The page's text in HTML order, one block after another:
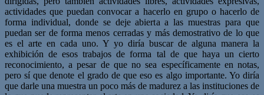
actividades que puedan convocar a hacerlo en grupo o hacerlo de
forma individual, donde se deje abierta a las muestras para que
puedan ser de forma menos cerradas y más demostrativo de lo que
es el arte en cada uno. Y yo diría buscar de alguna manera la
exhibición de esos trabajos de forma tal de que haya un cierto
reconocimiento, a pesar de que no sea específicamente en notas,
pero sí que denote el grado de que eso es algo importante. Yo diría
que darle una muestra un poco más de madurez a las instituciones de